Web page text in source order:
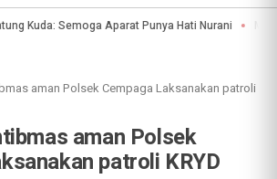
Punya Hati Nurani Massa Reuni 212 Hanya
aman Polsek Cempaga Laksanakan patroli
aman Polsek
patroli KRYD